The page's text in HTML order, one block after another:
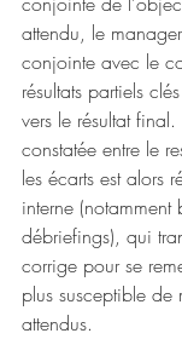
attendu, le
conjointe avec le
résultats partiels
vers le résultat
constatée entre le
les écarts est alors
interne (notamment
débriefings), qui
corrige pour se
plus susceptible de
attendus.